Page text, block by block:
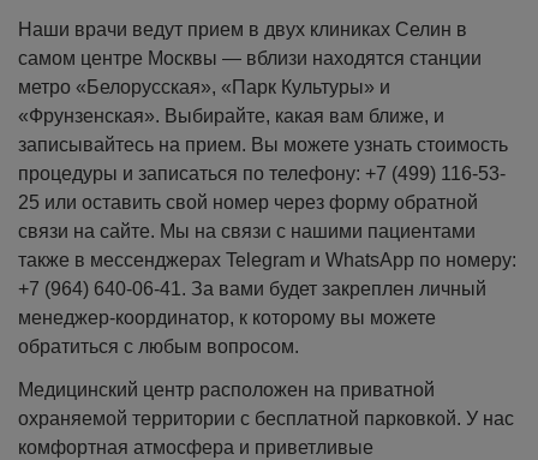
Наши врачи ведут прием в двух клиниках Селин в
самом центре Москвы — вблизи находятся станции
метро «Белорусская», «Парк Культуры» и
«Фрунзенская». Выбирайте, какая вам ближе, и
записывайтесь на прием. Вы можете узнать стоимость
процедуры и записаться по телефону: +7 (499) 116-53-
25 или оставить свой номер через форму обратной
связи на сайте. Мы на связи с нашими пациентами
также в мессенджерах Telegram и WhatsApp по номеру:
+7 (964) 640-06-41. За вами будет закреплен личный
менеджер-координатор, к которому вы можете
обратиться с любым вопросом.
Медицинский центр расположен на приватной
охраняемой территории с бесплатной парковкой. У нас
комфортная атмосфера и приветливые